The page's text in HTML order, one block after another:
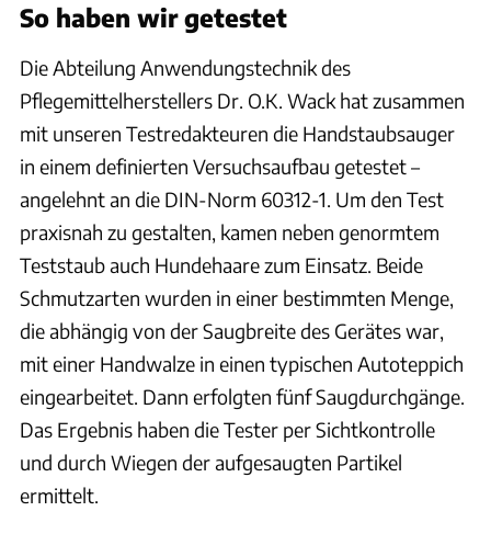
So haben wir getestet
Die Abteilung Anwendungstechnik des
Pflegemittelherstellers Dr. O.K. Wack hat zusammen
mit unseren Testredakteuren die Handstaubsauger
in einem definierten Versuchsaufbau getestet –
angelehnt an die DIN-Norm 60312-1. Um den Test
praxisnah zu gestalten, kamen neben genormtem
Teststaub auch Hundehaare zum Einsatz. Beide
Schmutzarten wurden in einer bestimmten Menge,
die abhängig von der Saugbreite des Gerätes war,
mit einer Handwalze in einen typischen Autoteppich
eingearbeitet. Dann erfolgten fünf Saugdurchgänge.
Das Ergebnis haben die Tester per Sichtkontrolle
und durch Wiegen der aufgesaugten Partikel
ermittelt.